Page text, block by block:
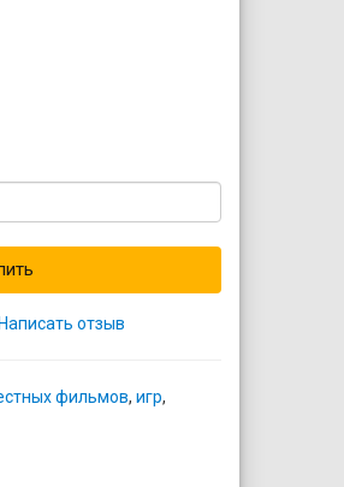
Написать отзыв
фильмов, игр,